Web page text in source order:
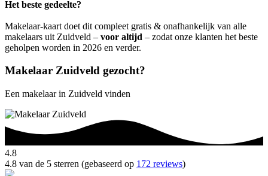
Het beste gedeelte?
Makelaar-kaart doet dit compleet gratis & onafhankelijk van alle
makelaars uit Zuidveld – voor altijd – zodat onze klanten het beste
geholpen worden in 2026 en verder.
Makelaar Zuidveld gezocht?
Een makelaar in Zuidveld vinden
4.8
4.8 van de 5 sterren (gebaseerd op 172 reviews)